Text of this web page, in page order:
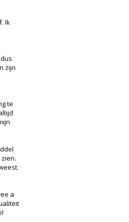
Ik
zijn
te
a